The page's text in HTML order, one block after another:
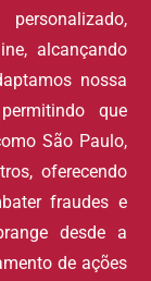
alcançando
nossa
que
São Paulo,
oferecendo
fraudes e
desde a
de ações